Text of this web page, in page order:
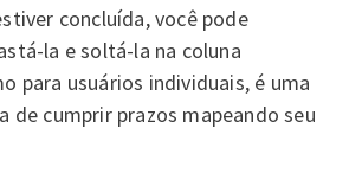
concluída, você pode
la e soltá-la na coluna
para usuários individuais, é uma
de cumprir prazos mapeando seu